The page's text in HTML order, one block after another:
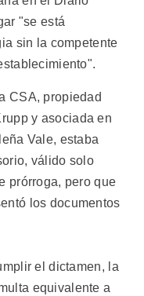
"se está
sin la competente
CSA, propiedad
y asociada en
Vale, estaba
válido solo
prórroga, pero que
los documentos
el dictamen, la
equivalente a